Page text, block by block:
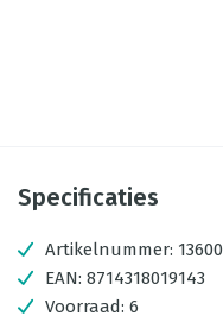
Specificaties
Artikelnummer: 13600
EAN: 8714318019143
Voorraad: 6